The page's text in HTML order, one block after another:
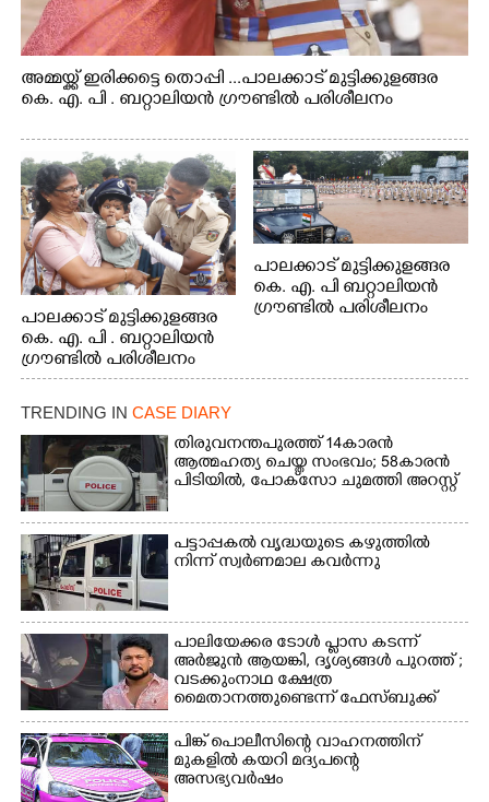
അമ്മയ്ക്ക് ഇരിക്കട്ടെ തൊപ്പി ...പാലക്കാട് മുട്ടിക്കുളങ്ങര
കെ. എ. പി . ബറ്റാലിയൻ ഗ്രൗണ്ടിൽ പരിശീലനം
പാലക്കാട് മുട്ടിക്കുളങ്ങര
കെ. എ. പി . ബറ്റാലിയൻ
ഗ്രൗണ്ടിൽ പരിശീലനം
പാലക്കാട് മുട്ടിക്കുളങ്ങര
കെ. എ. പി ബറ്റാലിയൻ
ഗ്രൗണ്ടിൽ പരിശീലനം
TRENDING IN CASE DIARY
തിരുവനന്തപുരത്ത് 14കാരൻ
ആത്മഹത്യ ചെയ്ത സംഭവം; 58കാരൻ
പിടിയിൽ, പോക്‌സോ ചുമത്തി അറസ്റ്റ്
പട്ടാപ്പകൽ വൃദ്ധയുടെ കഴുത്തിൽ
നിന്ന് സ്വർണമാല കവർന്നു
പാലിയേക്കര ടോൾ പ്ലാസ കടന്ന്
അർജുൻ ആയങ്കി,​ ദൃശ്യങ്ങൾ പുറത്ത് ;
വടക്കുംനാഥ ക്ഷേത്ര
മൈതാനത്തുണ്ടെന്ന് ഫേസ്ബുക്ക്
പോസ്റ്റ്
പിങ്ക് പൊലീസിന്റെ വാഹനത്തിന്
മുകളിൽ കയറി മദ്യപന്റെ
അസഭ്യവ‌ർഷം